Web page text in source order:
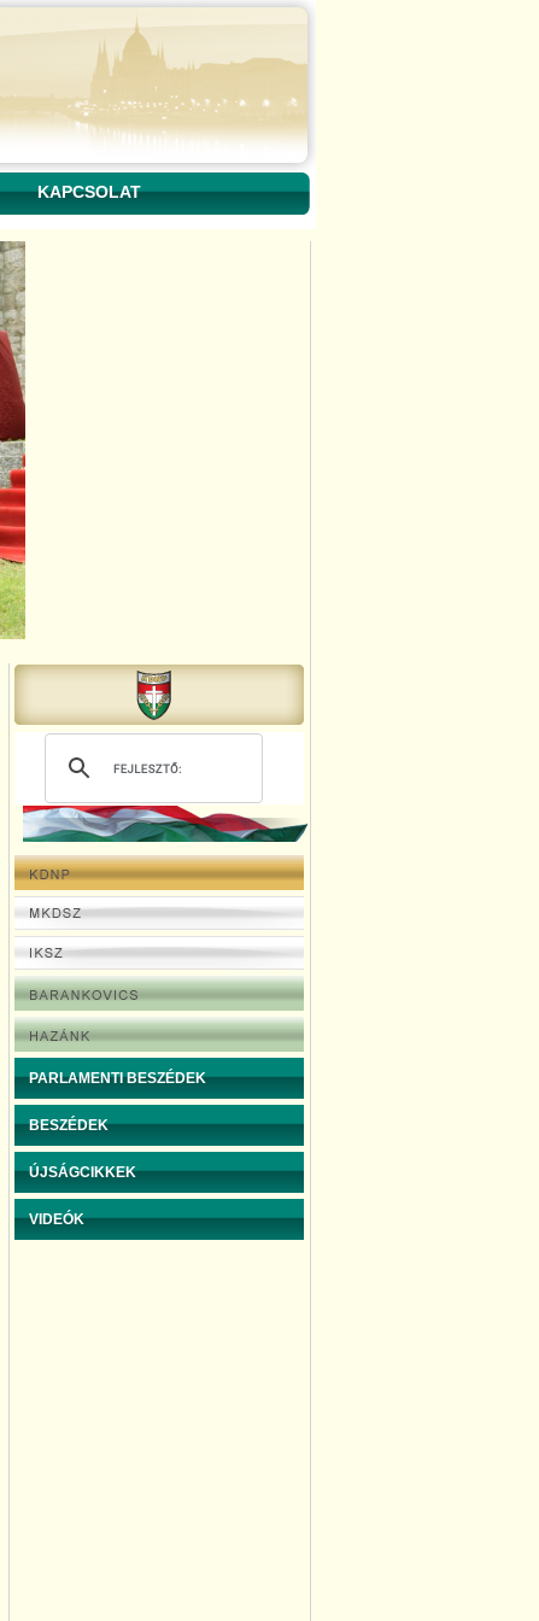
KAPCSOLAT
PARLAMENTI BESZÉDEK
BESZÉDEK
ÚJSÁGCIKKEK
VIDEÓK